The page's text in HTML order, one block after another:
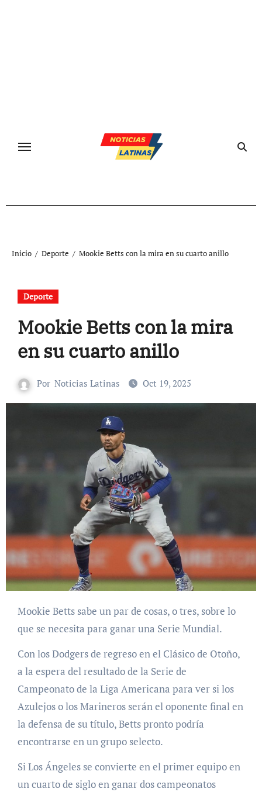
Inicio Deporte Mookie Betts con la mira en su cuarto anillo
Deporte
Mookie Betts con la mira
en su cuarto anillo
Por Noticias Latinas Oct 19, 2025
Mookie Betts sabe un par de cosas, o tres, sobre lo
que se necesita para ganar una Serie Mundial.
Con los Dodgers de regreso en el Clásico de Otoño,
a la espera del resultado de la Serie de
Campeonato de la Liga Americana para ver si los
Azulejos o los Marineros serán el oponente final en
la defensa de su título, Betts pronto podría
encontrarse en un grupo selecto.
Si Los Ángeles se convierte en el primer equipo en
un cuarto de siglo en ganar dos campeonatos